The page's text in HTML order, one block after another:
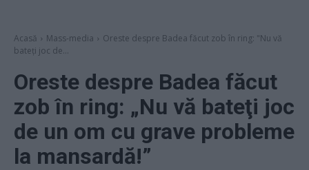
Acasă Mass-media
Oreste despre Badea făcut zob în ring: "Nu vă
bateţi joc de...
Oreste despre Badea făcut
zob în ring: „Nu vă bateţi joc
de un om cu grave probleme
la mansardă!”